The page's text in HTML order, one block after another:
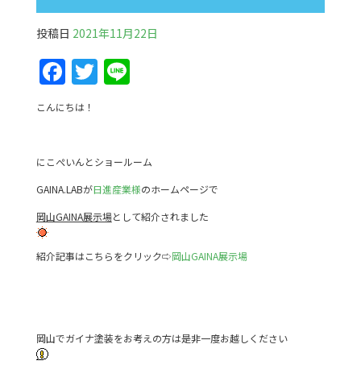
投稿日 2021年11月22日
F
a
c
e
b
o
o
k
T
er
Li
こんにちは！
にこぺいんとショールーム
GAINA.LABが日進産業様のホームページで
岡山GAINA展示場として紹介されました
紹介記事はこちらをクリック⇨岡山GAINA展示場
岡山でガイナ塗装をお考えの方は是非一度お越しください